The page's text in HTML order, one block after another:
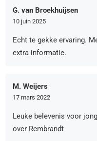
G. van Broekhuijsen
10 juin 2025
Echt te gekke ervaring.
extra informatie.
M. Weijers
17 mars 2022
Leuke belevenis voor
over Rembrandt